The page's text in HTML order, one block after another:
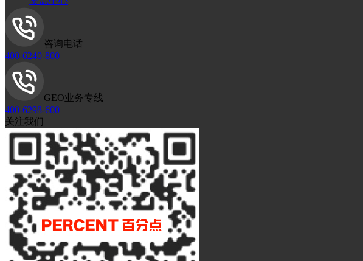
咨询电话
400-6240-800
GEO业务专线
400-6298-600
关注我们